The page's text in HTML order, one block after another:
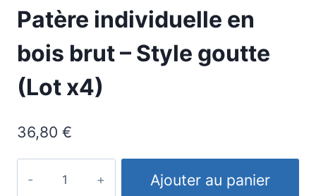
Patère individuelle en
bois brut – Style goutte
(Lot x4)
36,80 €
Ajouter au panier